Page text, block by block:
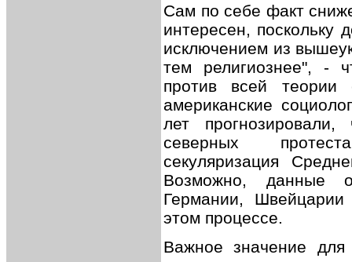
Сам по себе факт
интересен,
исключением из
тем религиознее", -
против всей теории
американские
лет
северных
секуляризация
Возможно, данные
Германии, Швейцарии
этом процессе.
Важное значение для